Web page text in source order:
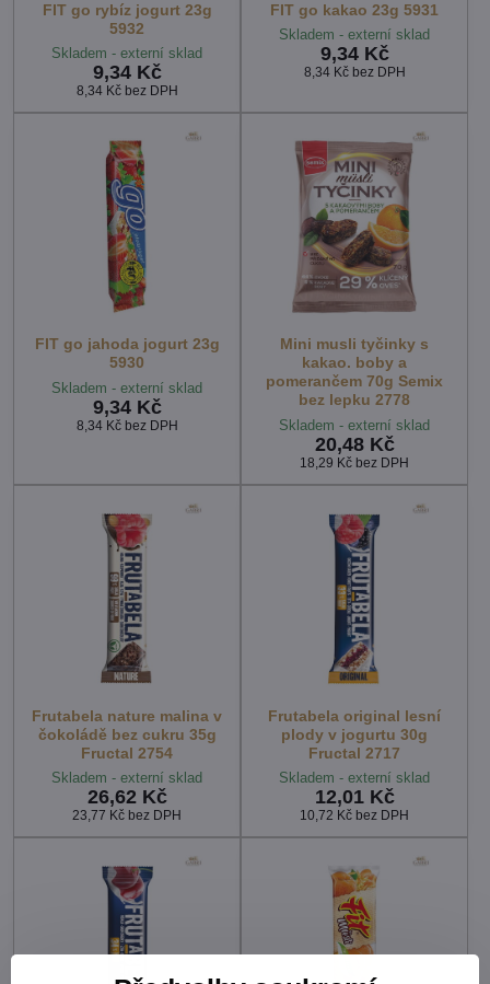
FIT go rybíz jogurt 23g
5932
Skladem - externí sklad
9,34 Kč
8,34 Kč bez DPH
FIT go kakao 23g 5931
Skladem - externí sklad
9,34 Kč
8,34 Kč bez DPH
FIT go jahoda jogurt 23g
5930
Skladem - externí sklad
9,34 Kč
8,34 Kč bez DPH
Mini musli tyčinky s
kakao. boby a
pomerančem 70g Semix
bez lepku 2778
Skladem - externí sklad
20,48 Kč
18,29 Kč bez DPH
Frutabela nature malina v
čokoládě bez cukru 35g
Fructal 2754
Skladem - externí sklad
26,62 Kč
23,77 Kč bez DPH
Frutabela original lesní
plody v jogurtu 30g
Fructal 2717
Skladem - externí sklad
12,01 Kč
10,72 Kč bez DPH